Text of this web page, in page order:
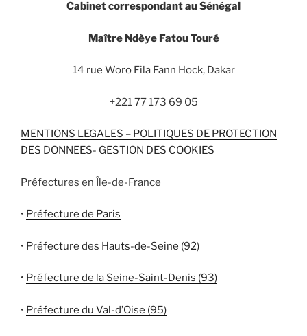
Cabinet correspondant au Sénégal
Maître Ndèye Fatou Touré
14 rue Woro Fila Fann Hock, Dakar
+221 77 173 69 05
MENTIONS LEGALES – POLITIQUES DE PROTECTION
DES DONNEES- GESTION DES COOKIES
Préfectures en Île-de-France
• Préfecture de Paris
• Préfecture des Hauts-de-Seine (92)
• Préfecture de la Seine-Saint-Denis (93)
• Préfecture du Val-d’Oise (95)